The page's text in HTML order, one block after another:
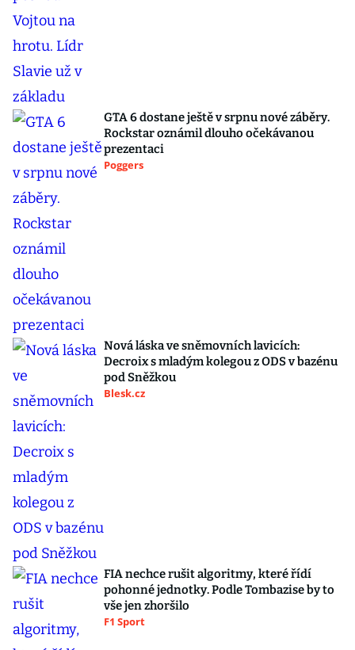
GTA 6 dostane ještě v srpnu nové záběry.
Rockstar oznámil dlouho očekávanou
prezentaci
Poggers
Nová láska ve sněmovních lavicích:
Decroix s mladým kolegou z ODS v bazénu
pod Sněžkou
Blesk.cz
FIA nechce rušit algoritmy, které řídí
pohonné jednotky. Podle Tombazise by to
vše jen zhoršilo
F1 Sport